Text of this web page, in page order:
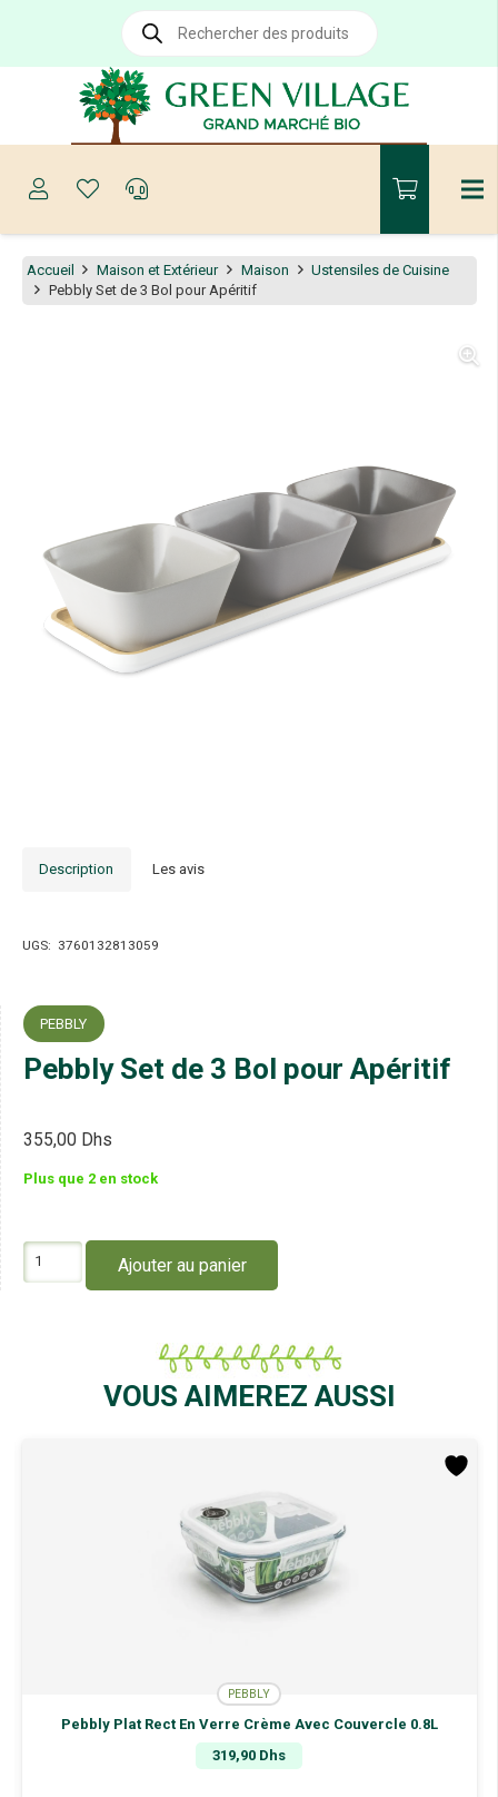
Recherche
produits
Accueil Maison et Extérieur Maison
Ustensiles de Cuisine
Pebbly Set de 3 Bol pour Apéritif
Description Les avis
UGS: 3760132813059
PEBBLY
Pebbly Set de 3 Bol pour Apéritif
355,00 Dhs
Plus que 2 en stock
Ajouter au panier
VOUS AIMEREZ AUSSI
PEBBLY
Pebbly Plat Rect En Verre Crème Avec Couvercle 0.8L
319,90 Dhs